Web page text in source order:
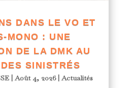
DANS LE VO ET
MONO : UNE
DE LA DMK AU
SINISTRÉS
|Août 4, 2026|Actualités